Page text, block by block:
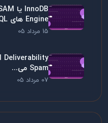
Engine های MySQL
15 مرداد 05
Spam می...
07 مرداد 05